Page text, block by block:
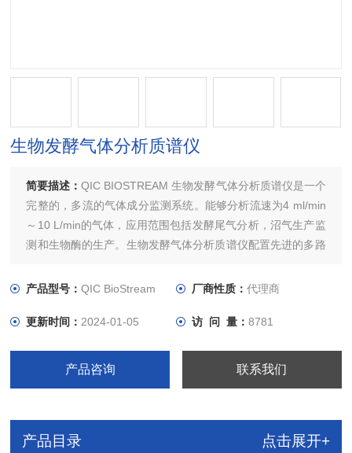
生物发酵气体分析质谱仪
简要描述：QIC BIOSTREAM 生物发酵气体分析质谱仪是一个
完整的，多流的气体成分监测系统。能够分析流速为4 ml/min
～10 L/min的气体，应用范围包括发酵尾气分析，沼气生产监
测和生物酶的生产。生物发酵气体分析质谱仪配置先进的多路
和MASsoft专业分析软件对气体进行自动校准及准确的定量分
产品型号：QIC BioStream 厂商性质： 代理商
更新时间： 2024-01-05 访 问 量： 8781
产品咨询 联系我们
产品目录 点击展开+